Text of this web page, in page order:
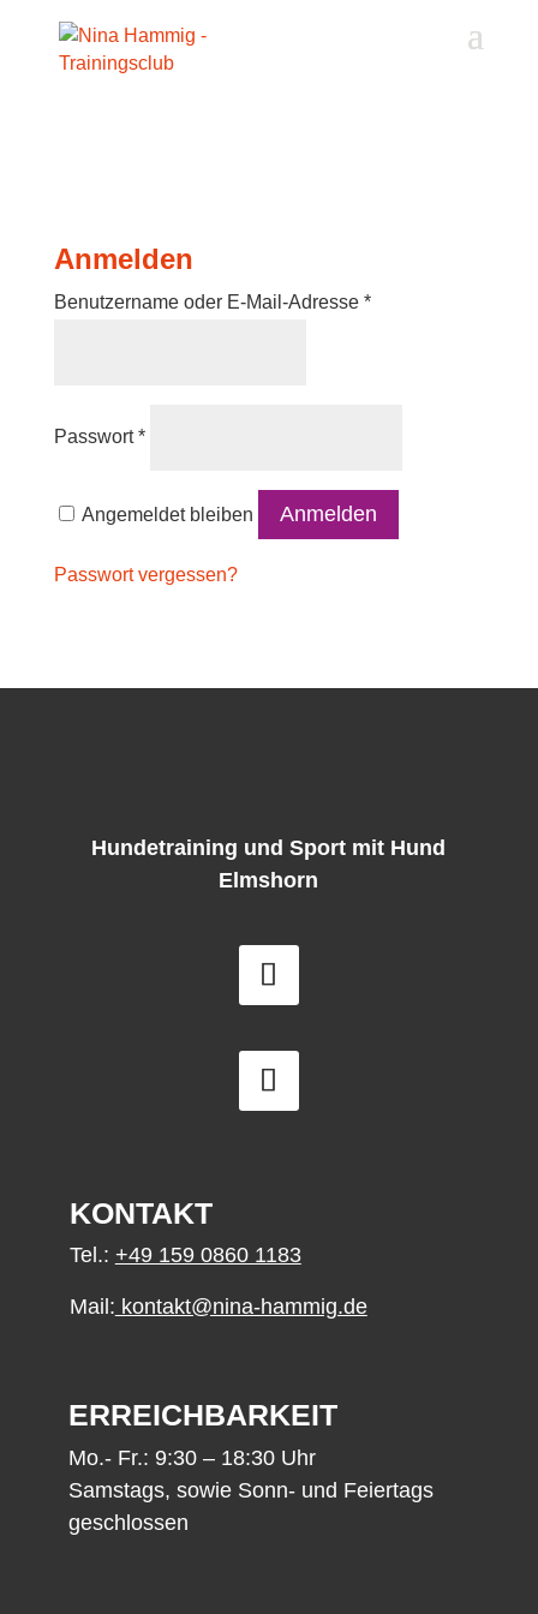
Anmelden
Benutzername oder E-Mail-Adresse *Erforderlich
Passwort*
Angemeldet bleiben Anmelden
Passwort vergessen?
Hundetraining und Sport mit Hund
Elmshorn
KONTAKT
Tel.: +49 159 0860 1183
Mail: kontakt@nina-hammig.de
ERREICHBARKEIT
Mo.- Fr.: 9:30 – 18:30 Uhr
Samstags, sowie Sonn- und Feiertags
geschlossen